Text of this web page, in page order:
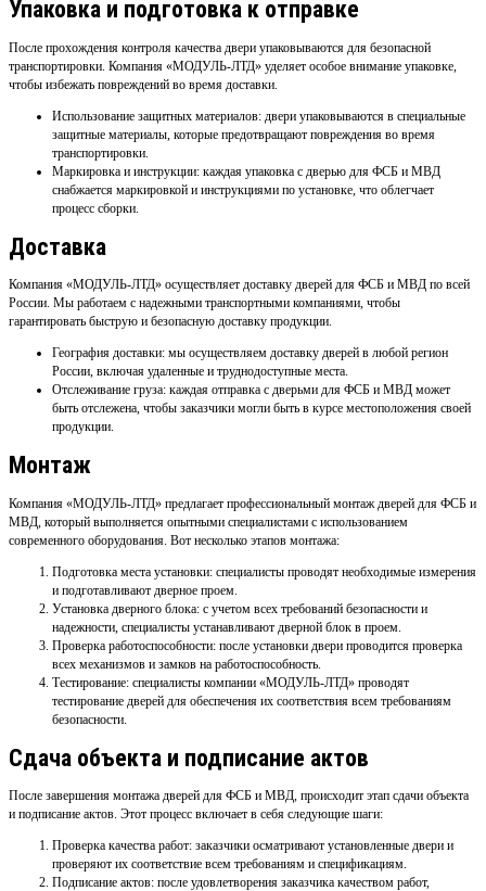
Упаковка и подготовка к отправке
После прохождения контроля качества двери упаковываются для безопасной
транспортировки. Компания «МОДУЛЬ-ЛТД» уделяет особое внимание упаковке,
чтобы избежать повреждений во время доставки.
Использование защитных материалов: двери упаковываются в специальные
защитные материалы, которые предотвращают повреждения во время
транспортировки.
Маркировка и инструкции: каждая упаковка с дверью для ФСБ и МВД
снабжается маркировкой и инструкциями по установке, что облегчает
процесс сборки.
Доставка
Компания «МОДУЛЬ-ЛТД» осуществляет доставку дверей для ФСБ и МВД по всей
России. Мы работаем с надежными транспортными компаниями, чтобы
гарантировать быструю и безопасную доставку продукции.
География доставки: мы осуществляем доставку дверей в любой регион
России, включая удаленные и труднодоступные места.
Отслеживание груза: каждая отправка с дверьми для ФСБ и МВД может
быть отслежена, чтобы заказчики могли быть в курсе местоположения своей
продукции.
Монтаж
Компания «МОДУЛЬ-ЛТД» предлагает профессиональный монтаж дверей для ФСБ и
МВД, который выполняется опытными специалистами с использованием
современного оборудования. Вот несколько этапов монтажа:
Подготовка места установки: специалисты проводят необходимые измерения
и подготавливают дверное проем.
Установка дверного блока: с учетом всех требований безопасности и
надежности, специалисты устанавливают дверной блок в проем.
Проверка работоспособности: после установки двери проводится проверка
всех механизмов и замков на работоспособность.
Тестирование: специалисты компании «МОДУЛЬ-ЛТД» проводят
тестирование дверей для обеспечения их соответствия всем требованиям
безопасности.
Сдача объекта и подписание актов
После завершения монтажа дверей для ФСБ и МВД, происходит этап сдачи объекта
и подписание актов. Этот процесс включает в себя следующие шаги:
Проверка качества работ: заказчики осматривают установленные двери и
проверяют их соответствие всем требованиям и спецификациям.
Подписание актов: после удовлетворения заказчика качеством работ,